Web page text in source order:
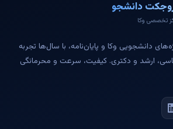
دانشجو
تخصصی وکا
دانشجویی وکا و پایان‌نامه، با سال‌ها تجربه
ارشد و دکتری. کیفیت، سرعت و محرمانگی